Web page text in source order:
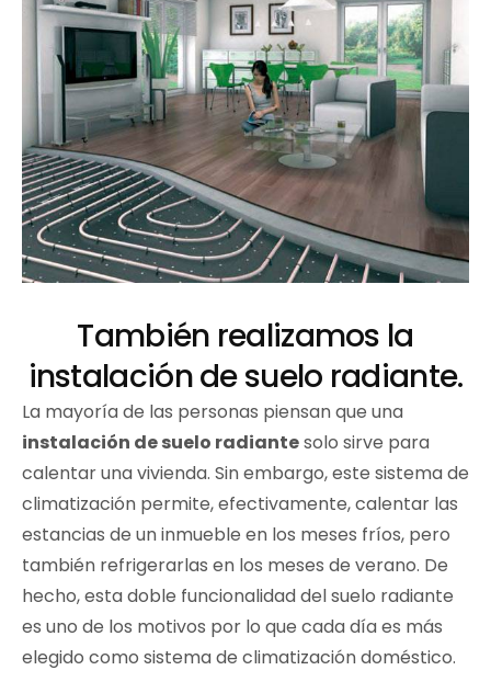
También realizamos la
instalación de suelo radiante.
La mayoría de las personas piensan que una
instalación de suelo radiantesolo sirve para
calentar una vivienda. Sin embargo, este sistema de
climatización permite, efectivamente, calentar las
estancias de un inmueble en los meses fríos, pero
también refrigerarlas en los meses de verano. De
hecho, esta doble funcionalidad del suelo radiante
es uno de los motivos por lo que cada día es más
elegido como sistema de climatización doméstico.